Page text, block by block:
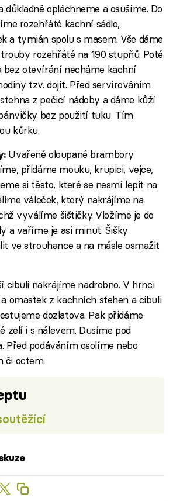
důkladně opláchneme a osušíme. Do
rozehřáté kachní sádlo,
a tymián spolu s masem. Vše dáme
rozehřáté na 190 stupňů. Poté
otevírání necháme kachní
tzv. dojít. Před servírováním
z pečicí nádoby a dáme kůží
bez použití tuku. Tím
kůrku.
Uvařené oloupané brambory
přidáme mouku, krupici, vejce,
si těsto, které se nesmí lepit na
váleček, který nakrájíme na
vyválíme šištičky. Vložíme je do
a vaříme je asi minut. Šišky
ve strouhance a na másle osmažit
cibuli nakrájíme nadrobno. V hrnci
omastek z kachních stehen a cibuli
dozlatova. Pak přidáme
zelí i s nálevem. Dusíme pod
Před podáváním osolíme nebo
či octem.